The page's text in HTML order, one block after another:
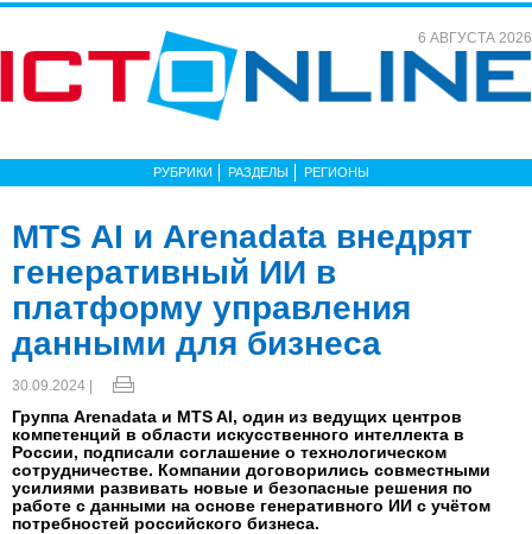
6 АВГУСТА 2026
РУБРИКИ РАЗДЕЛЫ РЕГИОНЫ
MTS AI и Arenadata внедрят
генеративный ИИ в
платформу управления
данными для бизнеса
30.09.2024 |
Группа Arenadata и MTS AI, один из ведущих центров
компетенций в области искусственного интеллекта в
России, подписали соглашение о технологическом
сотрудничестве. Компании договорились совместными
усилиями развивать новые и безопасные решения по
работе с данными на основе генеративного ИИ с учётом
потребностей российского бизнеса.